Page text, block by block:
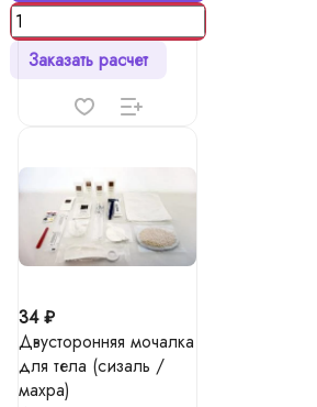
Заказать расчет
34 ₽
Двусторонняя мочалка
для тела (сизаль /
махра)